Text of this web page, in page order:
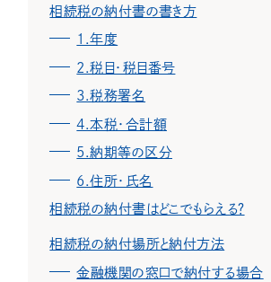
特定個人情報等の適正な取扱いに関する基本
相続税の納付書の書き方
1.年度
2.税目・税目番号
3.税務署名
4.本税・合計額
5.納期等の区分
6.住所・氏名
相続税の納付書はどこでもらえる？
相続税の納付場所と納付方法
金融機関の窓口で納付する場合